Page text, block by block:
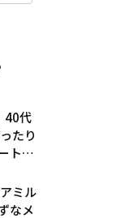
40代
たり
トメ
ミル
なメ